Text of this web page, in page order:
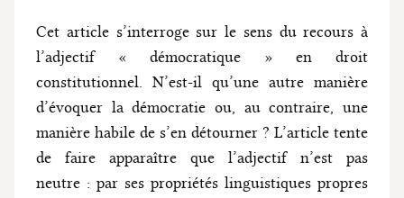
Cet article s’interroge sur le sens du recours à
l’adjectif « démocratique » en droit
constitutionnel. N’est-il qu’une autre manière
d’évoquer la démocratie ou, au contraire, une
manière habile de s’en détourner ? L’article tente
de faire apparaître que l’adjectif n’est pas
neutre : par ses propriétés linguistiques propres